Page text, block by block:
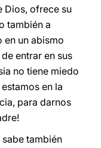
Dios, ofrece su
también a
en un abismo
entrar en sus
no tiene miedo
en la
para darnos
también